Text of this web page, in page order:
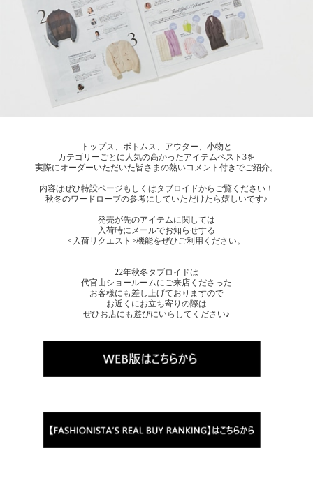
トップス、ボトムス、アウター、小物と
カテゴリーごとに人気の高かったアイテムベスト3を
実際にオーダーいただいた皆さまの熱いコメント付きでご紹介。
内容はぜひ特設ページもしくはタブロイドからご覧ください！
秋冬のワードローブの参考にしていただけたら嬉しいです♪
発売が先のアイテムに関しては
入荷時にメールでお知らせする
<入荷リクエスト>機能をぜひご利用ください。
22年秋冬タブロイドは
代官山ショールームにご来店くださった
お客様にも差し上げておりますので
お近くにお立ち寄りの際は
ぜひお店にも遊びにいらしてください♪